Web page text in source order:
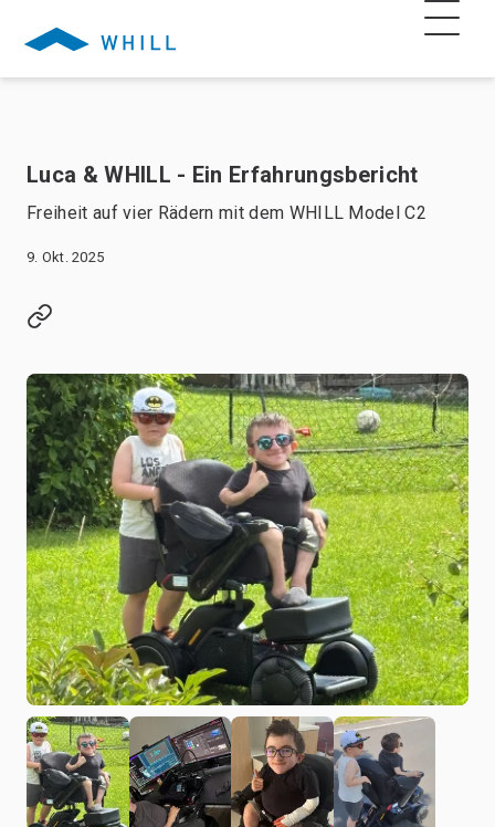
Luca & WHILL - Ein Erfahrungsbericht
Freiheit auf vier Rädern mit dem WHILL Model C2
9. Okt. 2025